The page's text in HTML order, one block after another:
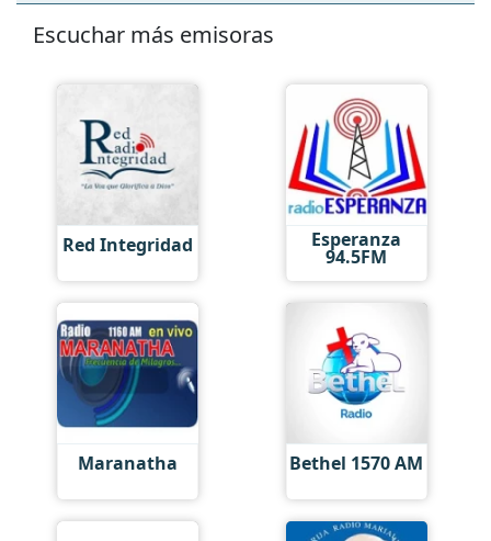
Escuchar más emisoras
Red Integridad Esperanza
94.5FM
Maranatha Bethel 1570 AM